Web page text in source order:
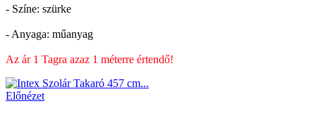
- Színe: szürke
- Anyaga: műanyag
Az ár 1 Tagra azaz 1 méterre értendő!
Előnézet